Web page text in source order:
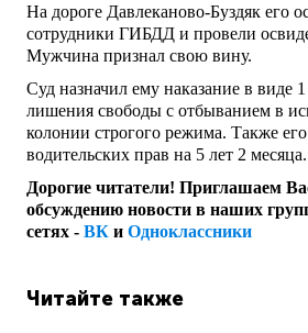
На дороге Давлеканово-Буздяк его
сотрудники ГИБДД и провели
Мужчина признал свою вину.
Суд назначил ему наказание в виде
лишения свободы с отбыванием в
колонии строгого режима. Также
водительских прав на 5 лет 2 месяца.
Дорогие читатели! Приглашаем
обсуждению новости в наших
сетях - ВК и Одноклассники
Читайте также